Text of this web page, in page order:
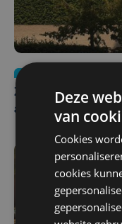
Zwaar ongeval op
afgesloten
Deze
van
Cookies
cookies